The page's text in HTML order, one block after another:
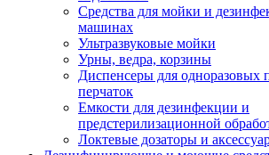
Средства для мойки и
машинах
Ультразвуковые мойки
Урны, ведра, корзины
Диспенсеры для одноразовых
перчаток
Емкости для дезинфекции и
предстерилизационной
Локтевые дозаторы и